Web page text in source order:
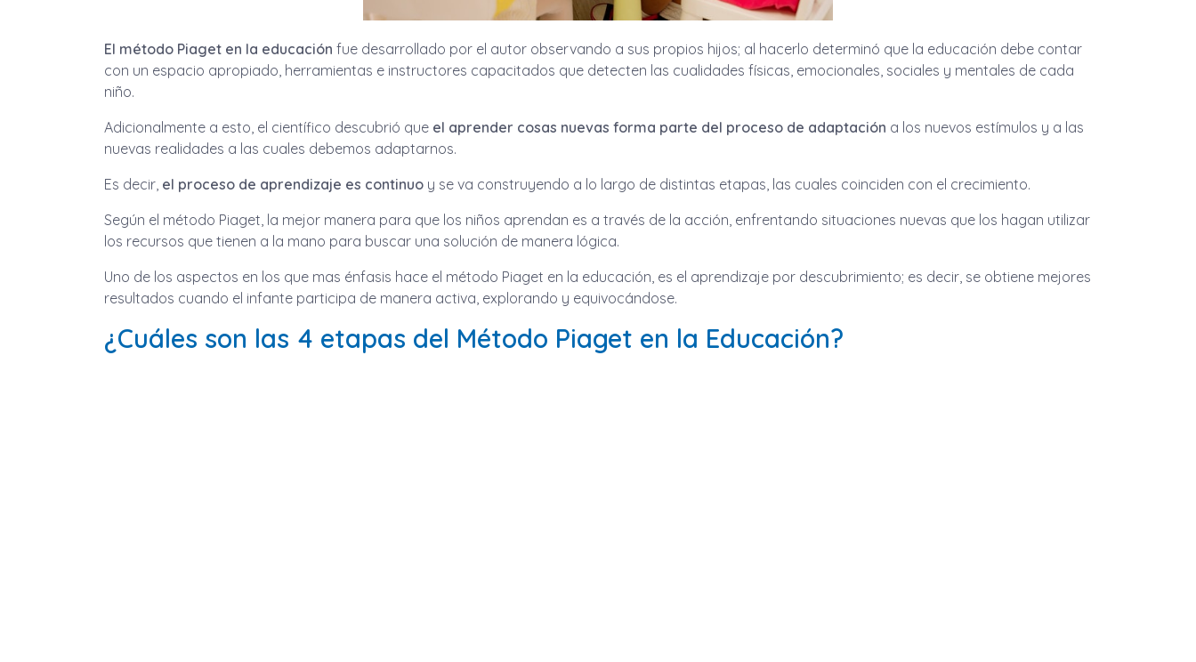
El método Piaget en la educación fue desarrollado por el autor observando a sus propios hijos; al hacerlo determinó que la educación debe contar
con un espacio apropiado, herramientas e instructores capacitados que detecten las cualidades físicas, emocionales, sociales y mentales de cada
niño.
Adicionalmente a esto, el científico descubrió que el aprender cosas nuevas forma parte del proceso de adaptación a los nuevos estímulos y a las
nuevas realidades a las cuales debemos adaptarnos.
Es decir, el proceso de aprendizaje es continuo y se va construyendo a lo largo de distintas etapas, las cuales coinciden con el crecimiento.
Según el método Piaget, la mejor manera para que los niños aprendan es a través de la acción, enfrentando situaciones nuevas que los hagan utilizar
los recursos que tienen a la mano para buscar una solución de manera lógica.
Uno de los aspectos en los que mas énfasis hace el método Piaget en la educación, es el aprendizaje por descubrimiento; es decir, se obtiene mejores
resultados cuando el infante participa de manera activa, explorando y equivocándose.
¿Cuáles son las 4 etapas del Método Piaget en la Educación?